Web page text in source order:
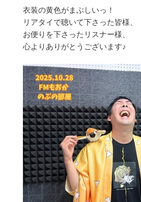
衣装の黄色がまぶしいっ！
リアタイで聴いて下さった皆様、
お便りを下さったリスナー様、
心よりありがとうございます♪